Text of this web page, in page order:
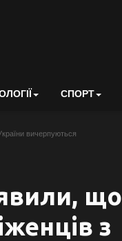
СПОРТ
вичерпуються
що
з